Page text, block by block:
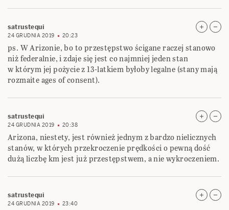
satrustequi
24 GRUDNIA 2019 20:23
ps. W Arizonie, bo to przestępstwo ścigane raczej stanowo
niż federalnie, i zdaje się jest co najmniej jeden stan
w którym jej pożycie z 13-latkiem byłoby legalne (stany mają
rozmaite ages of consent).
satrustequi
24 GRUDNIA 2019 20:38
Arizona, niestety, jest również jednym z bardzo nielicznych
stanów, w których przekroczenie prędkości o pewną dość
dużą liczbę km jest już przestępstwem, a nie wykroczeniem.
satrustequi
24 GRUDNIA 2019 23:40